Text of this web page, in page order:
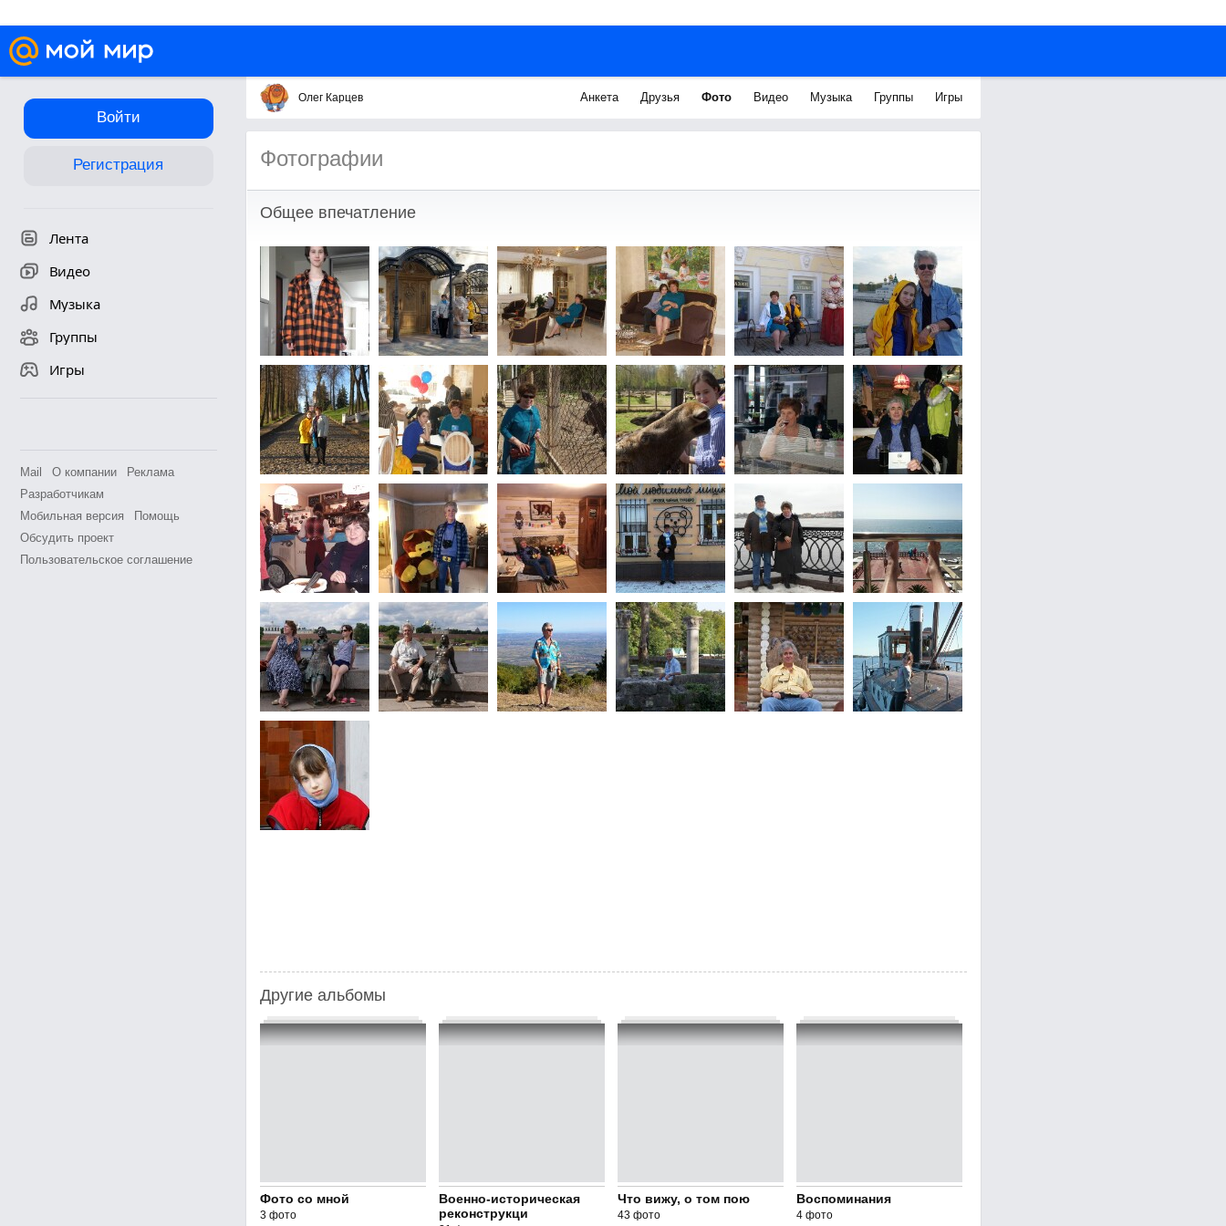
Войти
Регистрация
Лента
Видео
Музыка
Группы
Игры
Mail О компании
Реклама
Разработчикам
Мобильная версия
Помощь
Обсудить проект
Пользовательское соглашение
Олег Карцев Анкета Друзья Фото Видео Музыка Группы Игры
Фотографии
Общее впечатление
Другие альбомы
Фото со мной
3 фото
Военно-историческая
реконструкци
Что вижу, о том пою
43 фото
Воспоминания
4 фото